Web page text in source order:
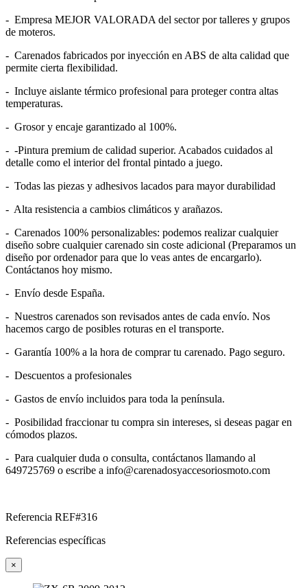
- Empresa MEJOR VALORADA del sector por talleres y grupos
de moteros.
- Carenados fabricados por inyección en ABS de alta calidad que
permite cierta flexibilidad.
- Incluye aislante térmico profesional para proteger contra altas
temperaturas.
- Grosor y encaje garantizado al 100%.
- -Pintura premium de calidad superior. Acabados cuidados al
detalle como el interior del frontal pintado a juego.
- Todas las piezas y adhesivos lacados para mayor durabilidad
- Alta resistencia a cambios climáticos y arañazos.
- Carenados 100% personalizables: podemos realizar cualquier
diseño sobre cualquier carenado sin coste adicional (Preparamos un
diseño por ordenador para que lo veas antes de encargarlo).
Contáctanos hoy mismo.
- Envío desde España.
- Nuestros carenados son revisados antes de cada envío. Nos
hacemos cargo de posibles roturas en el transporte.
- Garantía 100% a la hora de comprar tu carenado. Pago seguro.
- Descuentos a profesionales
- Gastos de envío incluidos para toda la península.
- Posibilidad fraccionar tu compra sin intereses, si deseas pagar en
cómodos plazos.
- Para cualquier duda o consulta, contáctanos llamando al
649725769 o escribe a info@carenadosyaccesoriosmoto.com
Referencia REF#316
Referencias específicas
×